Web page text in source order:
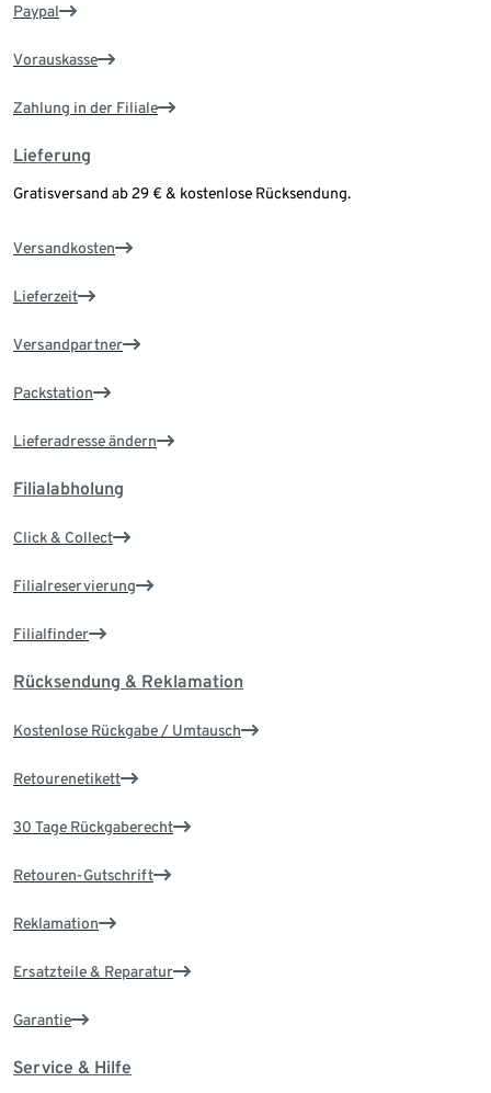
Paypal
Vorauskasse
Zahlung in der Filiale
Lieferung
Gratisversand ab 29 € & kostenlose Rücksendung.
Versandkosten
Lieferzeit
Versandpartner
Packstation
Lieferadresse ändern
Filialabholung
Click & Collect
Filialreservierung
Filialfinder
Rücksendung & Reklamation
Kostenlose Rückgabe / Umtausch
Retourenetikett
30 Tage Rückgaberecht
Retouren-Gutschrift
Reklamation
Ersatzteile & Reparatur
Garantie
Service & Hilfe